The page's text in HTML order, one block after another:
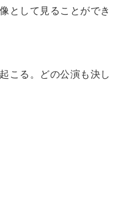
として見ることができ
こる。どの公演も決し